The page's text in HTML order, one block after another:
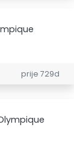
prije 729d